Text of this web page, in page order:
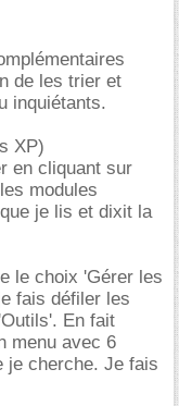
de les trier et
inquiétants.
XP)
en cliquant sur
modules
je lis et dixit la
le choix 'Gérer les
fais défiler les
En fait
menu avec 6
je cherche. Je fais